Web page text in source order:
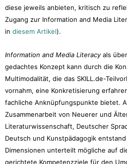
diese jeweils anbieten, kritisch zu
Zugang zur Information and Media
in diesem Artikel).
Information and Media Literacyals
gedachtes Konzept kann durch die
Multimodalität, die das SKILL.de-
vornahm, eine Konkretisierung
fachliche Anknüpfungspunkte bietet.
Zusammenarbeit von Neuerer und
Literaturwissenschaft, Deutscher
Deutsch und Kunstpädagogik
Dimensionen unterteilt mögliche auf
gerichtete Kompetenzziele für den